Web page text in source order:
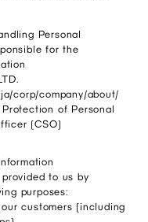
Personal
for the
corp/company/about/
of Personal
(CSO)
to us by
purposes:
customers (including